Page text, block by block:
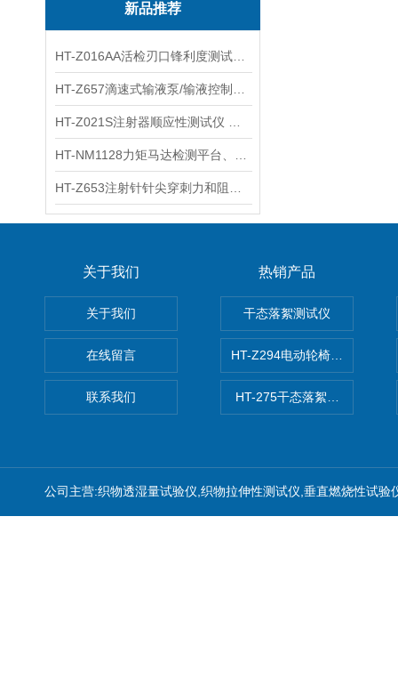
新品推荐
关于我们
关于我们
在线留言
联系我们
热销产品
干态落絮测试仪
HT-Z294电动轮椅车耗电量测
HT-275干态落絮测试仪
公司主营:织物透湿量试验仪,织物拉伸性测试仪,垂直燃烧性试验